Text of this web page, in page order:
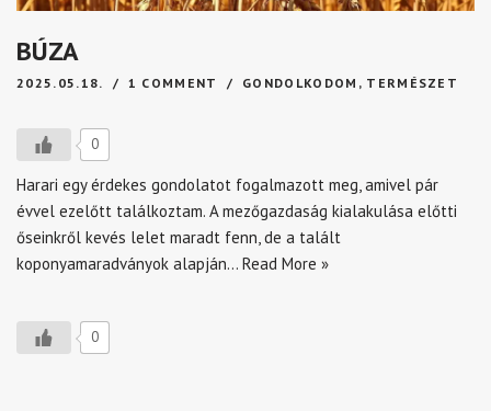
BÚZA
2025.05.18. 1 COMMENT GONDOLKODOM , TERMÉSZET
0
Harari egy érdekes gondolatot fogalmazott meg, amivel pár
évvel ezelőtt találkoztam. A mezőgazdaság kialakulása előtti
őseinkről kevés lelet maradt fenn, de a talált
koponyamaradványok alapján… Read More »
0